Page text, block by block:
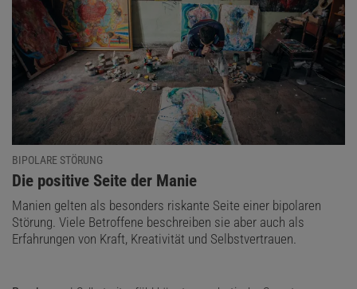
BIPOLARE STÖRUNG
:
Die positive Seite der Manie
Manien gelten als besonders riskante Seite einer bipolaren
Störung. Viele Betroffene beschreiben sie aber auch als
Erfahrungen von Kraft, Kreativität und Selbstvertrauen.